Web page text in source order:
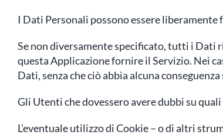
I Dati Personali possono essere
Se non diversamente specificato, tutti i Dati
questa Applicazione fornire il Servizio. Nei
Dati, senza che ciò abbia alcuna
Gli Utenti che dovessero avere dubbi su
L’eventuale utilizzo di Cookie – o di altri